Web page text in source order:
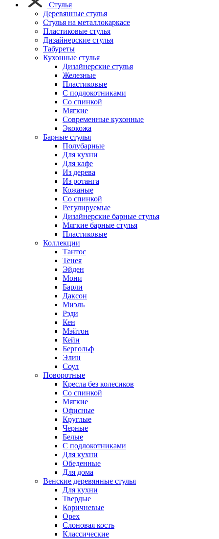
Стулья
Деревянные стулья
Стулья на металлокаркасе
Пластиковые стулья
Дизайнерские стулья
Табуреты
Кухонные стулья
Дизайнерские стулья
Железные
Пластиковые
С подлокотниками
Со спинкой
Мягкие
Современные кухонные
Экокожа
Барные стулья
Полубарные
Для кухни
Для кафе
Из дерева
Из ротанга
Кожаные
Со спинкой
Регулируемые
Дизайнерские барные стулья
Мягкие барные стулья
Пластиковые
Коллекции
Тантос
Тенея
Эйден
Мони
Барли
Даксон
Миэль
Рэди
Кен
Мэйтон
Кейн
Бергольф
Элин
Соул
Поворотные
Кресла без колесиков
Со спинкой
Мягкие
Офисные
Круглые
Черные
Белые
С подлокотниками
Для кухни
Обеденные
Для дома
Венские деревянные стулья
Для кухни
Твердые
Коричневые
Орех
Слоновая кость
Классические